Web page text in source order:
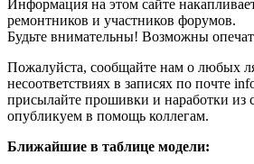
Информация на этом сайте
ремонтников и участников форумов.
Будьте внимательны! Возможны
Пожалуйста, сообщайте нам о любых
несоответствиях в записях по почте
присылайте прошивки и наработки из
опубликуем в помощь коллегам.
Ближайшие в таблице модели: